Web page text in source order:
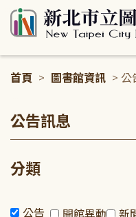
首頁 > 圖書館資訊 > 公
公告訊息
分類
公告